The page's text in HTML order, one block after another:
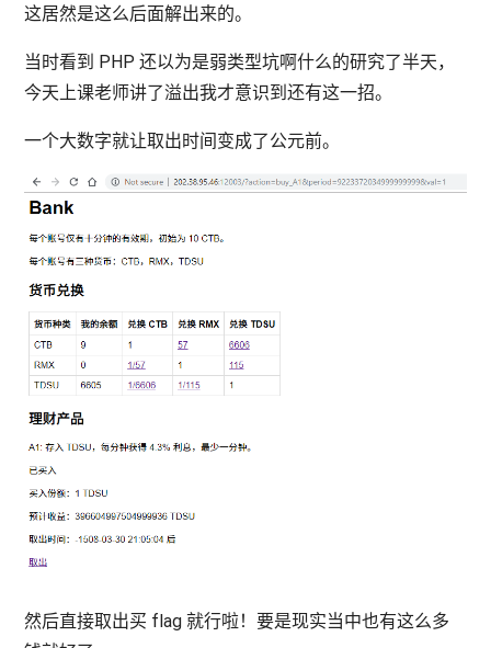
这居然是这么后面解出来的。
当时看到 PHP 还以为是弱类型坑啊什么的研究了半天，
今天上课老师讲了溢出我才意识到还有这一招。
一个大数字就让取出时间变成了公元前。
然后直接取出买 flag 就行啦！要是现实当中也有这么多